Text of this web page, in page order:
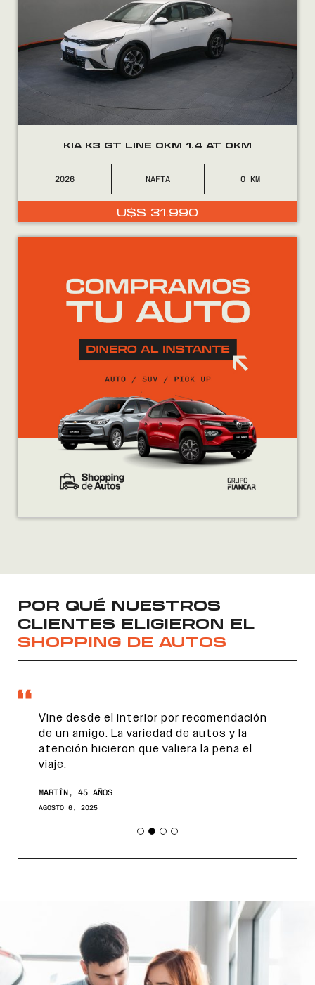
KIA K3 GT LINE 0KM 1.4 AT 0KM
2026 NAFTA 0
U$S 31.990
POR QUÉ NUESTROS
CLIENTES ELIGIERON EL
SHOPPING DE AUTOS
Vine desde el interior por recomendación
de un amigo. La variedad de autos y la
atención hicieron que valiera la pena el
viaje.
MARTÍN, 45 AÑOS
AGOSTO 6, 2025